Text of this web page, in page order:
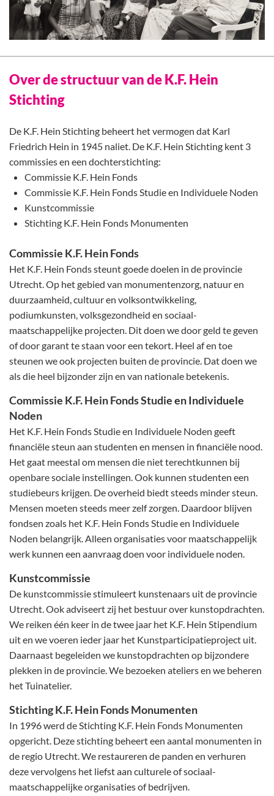
Over de structuur van de K.F. Hein
Stichting
De K.F. Hein Stichting beheert het vermogen dat Karl
Friedrich Hein in 1945 naliet. De K.F. Hein Stichting kent 3
commissies en een dochterstichting:
Commissie K.F. Hein Fonds
Commissie K.F. Hein Fonds Studie en Individuele Noden
Kunstcommissie
Stichting K.F. Hein Fonds Monumenten
Commissie K.F. Hein Fonds
Het K.F. Hein Fonds steunt goede doelen in de provincie
Utrecht. Op het gebied van monumentenzorg, natuur en
duurzaamheid, cultuur en volksontwikkeling,
podiumkunsten, volksgezondheid en sociaal-
maatschappelijke projecten. Dit doen we door geld te geven
of door garant te staan voor een tekort. Heel af en toe
steunen we ook projecten buiten de provincie. Dat doen we
als die heel bijzonder zijn en van nationale betekenis.
Commissie K.F. Hein Fonds Studie en Individuele
Noden
Het K.F. Hein Fonds Studie en Individuele Noden geeft
financiële steun aan studenten en mensen in financiële nood.
Het gaat meestal om mensen die niet terechtkunnen bij
openbare sociale instellingen. Ook kunnen studenten een
studiebeurs krijgen. De overheid biedt steeds minder steun.
Mensen moeten steeds meer zelf zorgen. Daardoor blijven
fondsen zoals het K.F. Hein Fonds Studie en Individuele
Noden belangrijk. Alleen organisaties voor maatschappelijk
werk kunnen een aanvraag doen voor individuele noden.
Kunstcommissie
De kunstcommissie stimuleert kunstenaars uit de provincie
Utrecht. Ook adviseert zij het bestuur over kunstopdrachten.
We reiken één keer in de twee jaar het K.F. Hein Stipendium
uit en we voeren ieder jaar het Kunstparticipatieproject uit.
Daarnaast begeleiden we kunstopdrachten op bijzondere
plekken in de provincie. We bezoeken ateliers en we beheren
het Tuinatelier.
Stichting K.F. Hein Fonds Monumenten
In 1996 werd de Stichting K.F. Hein Fonds Monumenten
opgericht. Deze stichting beheert een aantal monumenten in
de regio Utrecht. We restaureren de panden en verhuren
deze vervolgens het liefst aan culturele of sociaal-
maatschappelijke organisaties of bedrijven.